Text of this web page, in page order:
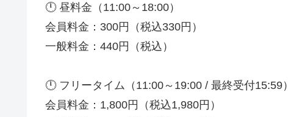
🕛 昼料金（11:00～18:00）
会員料金：300円（税込330円）
一般料金：440円（税込）
🕛 フリータイム（11:00～19:00 / 最終受付15:59）
会員料金：1,800円（税込1,980円）